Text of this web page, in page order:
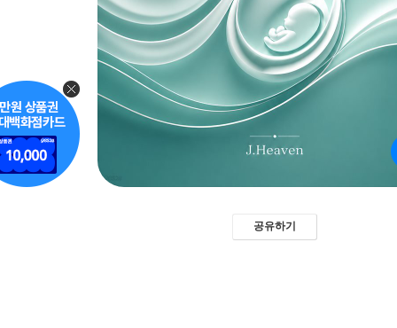
공유하기